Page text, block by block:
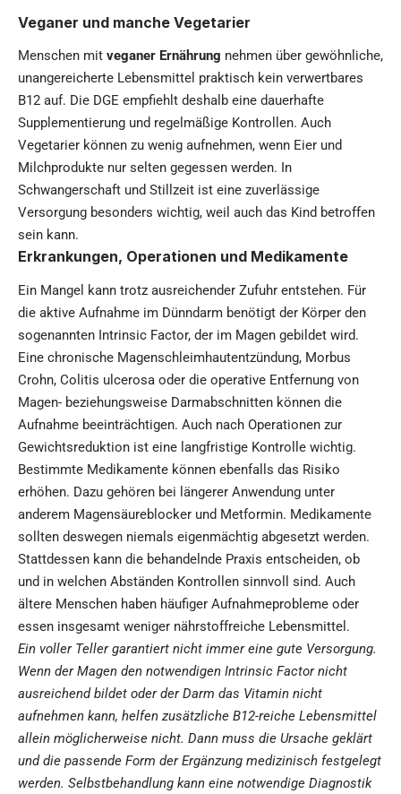
Veganer und manche Vegetarier
Menschen mit veganer Ernährung nehmen über gewöhnliche,
unangereicherte Lebensmittel praktisch kein verwertbares
B12 auf. Die DGE empfiehlt deshalb eine dauerhafte
Supplementierung und regelmäßige Kontrollen. Auch
Vegetarier können zu wenig aufnehmen, wenn Eier und
Milchprodukte nur selten gegessen werden. In
Schwangerschaft und Stillzeit ist eine zuverlässige
Versorgung besonders wichtig, weil auch das Kind betroffen
sein kann.
Erkrankungen, Operationen und Medikamente
Ein Mangel kann trotz ausreichender Zufuhr entstehen. Für
die aktive Aufnahme im Dünndarm benötigt der Körper den
sogenannten Intrinsic Factor, der im Magen gebildet wird.
Eine chronische Magenschleimhautentzündung, Morbus
Crohn, Colitis ulcerosa oder die operative Entfernung von
Magen- beziehungsweise Darmabschnitten können die
Aufnahme beeinträchtigen. Auch nach Operationen zur
Gewichtsreduktion ist eine langfristige Kontrolle wichtig.
Bestimmte Medikamente können ebenfalls das Risiko
erhöhen. Dazu gehören bei längerer Anwendung unter
anderem Magensäureblocker und Metformin. Medikamente
sollten deswegen niemals eigenmächtig abgesetzt werden.
Stattdessen kann die behandelnde Praxis entscheiden, ob
und in welchen Abständen Kontrollen sinnvoll sind. Auch
ältere Menschen haben häufiger Aufnahmeprobleme oder
essen insgesamt weniger nährstoffreiche Lebensmittel.
Ein voller Teller garantiert nicht immer eine gute Versorgung.
Wenn der Magen den notwendigen Intrinsic Factor nicht
ausreichend bildet oder der Darm das Vitamin nicht
aufnehmen kann, helfen zusätzliche B12-reiche Lebensmittel
allein möglicherweise nicht. Dann muss die Ursache geklärt
und die passende Form der Ergänzung medizinisch festgelegt
werden. Selbstbehandlung kann eine notwendige Diagnostik